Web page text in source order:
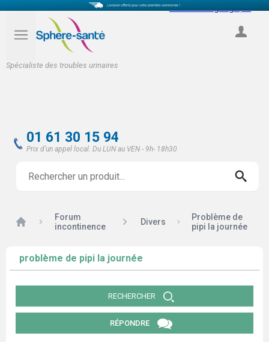
Spécialiste des troubles urinaires
Select Language
01 61 30 15 94
Prix d'un appel local. Du LUN au VEN - 9h- 18h30
Accueil
Forum
incontinence
Divers
Problème de
pipi la journée
problème de pipi la journée
RECHERCHER
RÉPONDRE